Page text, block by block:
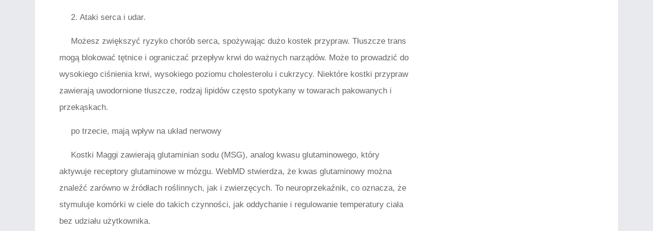
2. Ataki serca i udar.
Możesz zwiększyć ryzyko chorób serca, spożywając dużo kostek przypraw. Tłuszcze trans
mogą blokować tętnice i ograniczać przepływ krwi do ważnych narządów. Może to prowadzić do
wysokiego ciśnienia krwi, wysokiego poziomu cholesterolu i cukrzycy. Niektóre kostki przypraw
zawierają uwodornione tłuszcze, rodzaj lipidów często spotykany w towarach pakowanych i
przekąskach.
po trzecie, mają wpływ na układ nerwowy
Kostki Maggi zawierają glutaminian sodu (MSG), analog kwasu glutaminowego, który
aktywuje receptory glutaminowe w mózgu. WebMD stwierdza, że ​​kwas glutaminowy można
znaleźć zarówno w źródłach roślinnych, jak i zwierzęcych. To neuroprzekaźnik, co oznacza, że ​​
stymuluje komórki w ciele do takich czynności, jak oddychanie i regulowanie temperatury ciała
bez udziału użytkownika.